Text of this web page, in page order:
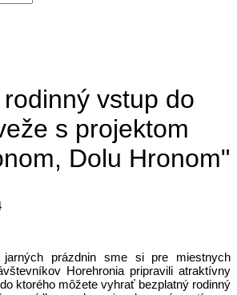
vstup do
s projektom
Dolu Hronom"
jarných prázdnin sme si pre miestnych
Horehronia pripravili atraktívny
ktorého môžete vyhrať bezplatný rodinný